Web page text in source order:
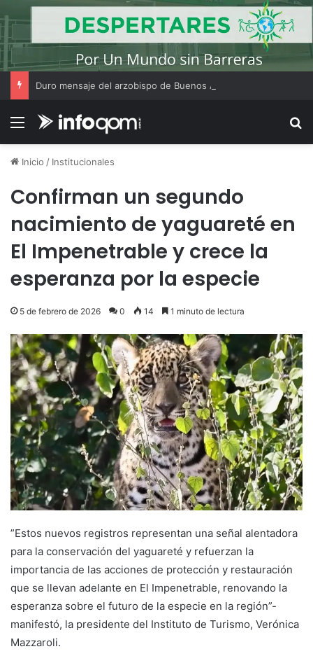
Menú
Inicio / Institucionales
Confirman un segundo
nacimiento de yaguareté en
El Impenetrable y crece la
esperanza por la especie
5 de febrero de 2026 0 14 1 minuto de lectura
”Estos nuevos registros representan una señal alentadora
para la conservación del yaguareté y refuerzan la
importancia de las acciones de protección y restauración
que se llevan adelante en El Impenetrable, renovando la
esperanza sobre el futuro de la especie en la región”-
manifestó, la presidente del Instituto de Turismo, Verónica
Mazzaroli.